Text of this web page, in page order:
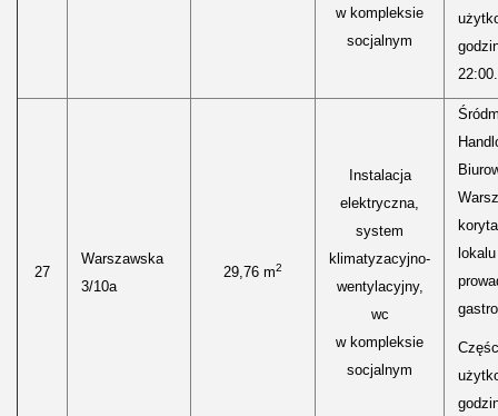
w kompleksie
socjalnym
22:00.
27
Warszawska
3/10a
29,76 m2
Instalacja
elektryczna,
system
klimatyzacyjno-
wentylacyjny,
wc
w kompleksie
socjalnym